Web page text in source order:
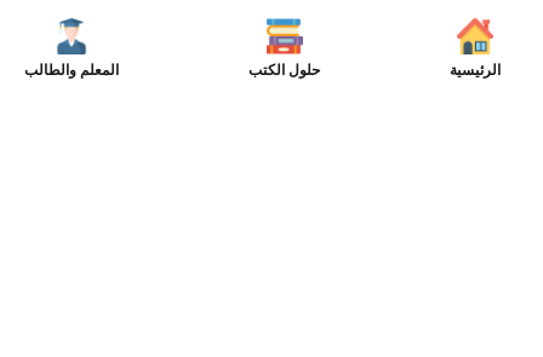
الرئيسية حلول الكتب المعلم والطالب